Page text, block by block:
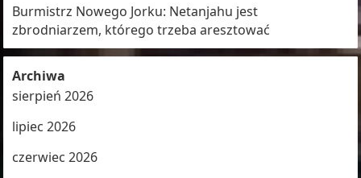
Burmistrz Nowego Jorku: Netanjahu jest
zbrodniarzem, którego trzeba aresztować
Archiwa
sierpień 2026
lipiec 2026
czerwiec 2026